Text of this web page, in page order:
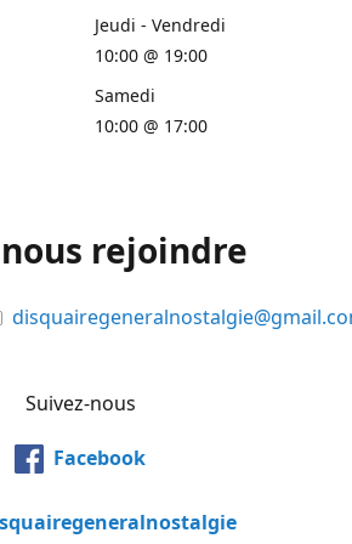
Jeudi - Vendredi
10:00 @ 19:00
Samedi
10:00 @ 17:00
rejoindre
Suivez-nous
Facebook